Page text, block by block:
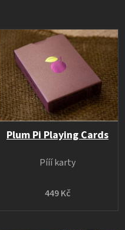
Plum Pi Playing Cards
449 Kč
Pííí karty